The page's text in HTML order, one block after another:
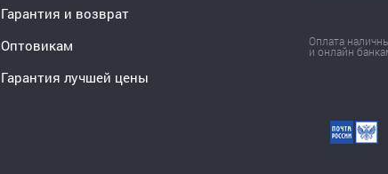
Гарантия и возврат
Оптовикам
Гарантия лучшей цены
Оплата
и онлайн